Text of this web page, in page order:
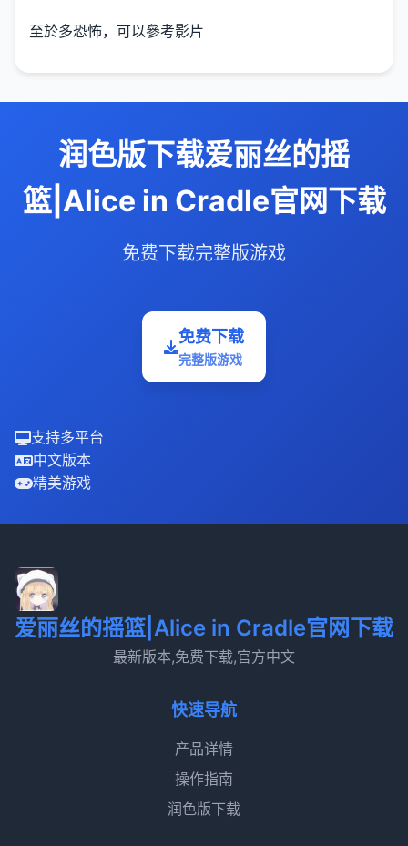
至於多恐怖，可以參考影片
润色版下载爱丽丝的摇
篮|Alice in Cradle官网下载
免费下载完整版游戏
免费下载
完整版游戏
支持多平台
中文版本
精美游戏
爱丽丝的摇篮|Alice in Cradle官网下载
最新版本,免费下载,官方中文
快速导航
产品详情
操作指南
润色版下载